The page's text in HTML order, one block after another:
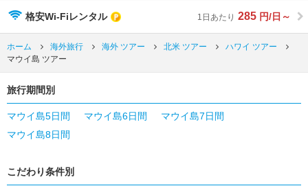
格安Wi-Fiレンタル 1日あたり 285 円/日～
ホーム 海外旅行 海外 ツアー 北米 ツアー
ハワイ ツアー
マウイ島 ツアー
旅行期間別
マウイ島5日間 マウイ島6日間
マウイ島7日間
マウイ島8日間
こだわり条件別